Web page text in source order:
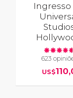
Ingresso
623
US$